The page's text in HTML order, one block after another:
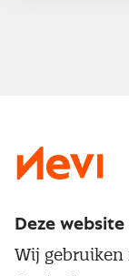
Deze
Wij gebruiken